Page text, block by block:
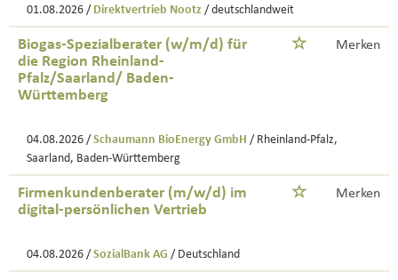
01.08.2026 / Direktvertrieb Nootz / deutschlandweit
Biogas-Spezialberater (w/m/d) für
die Region Rheinland-
Pfalz/Saarland/ Baden-
Württemberg
Merken
04.08.2026 / Schaumann BioEnergy GmbH / Rheinland-Pfalz,
Saarland, Baden-Württemberg
Firmenkundenberater (m/w/d) im
digital-persönlichen Vertrieb
Merken
04.08.2026 / SozialBank AG / Deutschland